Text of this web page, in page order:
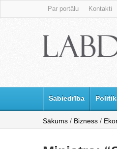
Par portālu Kontakti
Sabiedrība
Sākums / Bizness /